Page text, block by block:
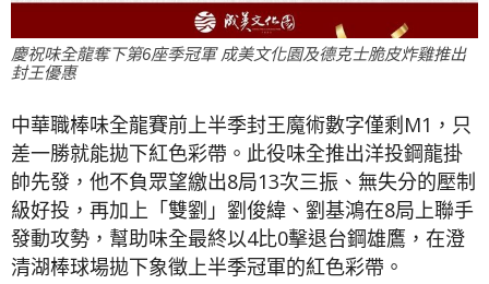
慶祝味全龍奪下第6座季冠軍 成美文化園及德克士脆皮炸雞推出
封王優惠
中華職棒味全龍賽前上半季封王魔術數字僅剩M1，只
差一勝就能拋下紅色彩帶。此役味全推出洋投鋼龍掛
帥先發，他不負眾望繳出8局13次三振、無失分的壓制
級好投，再加上「雙劉」劉俊緯、劉基鴻在8局上聯手
發動攻勢，幫助味全最終以4比0擊退台鋼雄鷹，在澄
清湖棒球場拋下象徵上半季冠軍的紅色彩帶。